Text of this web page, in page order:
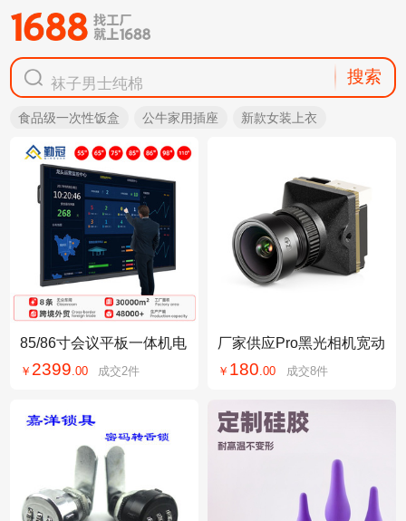
显示器增高台
袜子男士纯棉
拍立得相纸
显示器增高台
搜索
食品级一次性饭盒 公牛家用插座
新款女装上衣
袜子男款
85/86寸会议平板一体机电
体机多媒体教学
￥ 2399.00 成交2件
厂家供应Pro黑光相机宽动
相机夜视摄像头
￥ 180.00 成交8件